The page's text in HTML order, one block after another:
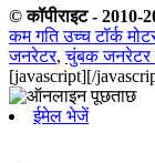
© कॉपीराइट - 2010-
कम गति उच्च टॉर्क
जनरेटर,चुंबक जनरेटर
[javascript][/
ईमेल भेजें